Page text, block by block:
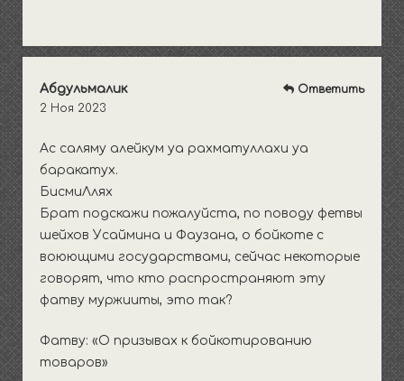
Абдульмалик
2 Ноя 2023
Ас саляму алейкум уа рахматуллахи уа
баракатух.
БисмиЛлях
Брат подскажи пожалуйста, по поводу фетвы
шейхов Усаймина и Фаузана, о бойкоте с
воюющими государствами, сейчас некоторые
говорят, что кто распространяют эту
фатву муржииты, это так?
Фатву: «О призывах к бойкотированию
товаров»
Ответить